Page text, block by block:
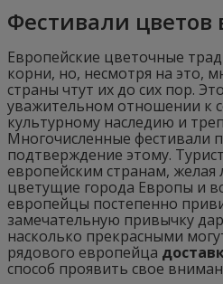
Фестивали цветов
Европейские цветочные
корни, но, несмотря на это,
страны чтут их до сих пор.
уважительном отношении к
культурному наследию и
Многочисленные фестивали
подтверждение этому.
европейским странам, желая
цветущие города Европы и
европейцы постепенно
замечательную привычку
насколько прекрасными
рядового европейца
способ проявить свое